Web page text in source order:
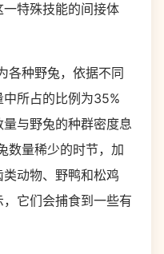
特殊技能的间接体
种野兔，依据不同
所占的比例为35%
与野兔的种群密度息
数量稀少的时节，加
动物、野鸭和松鸡
它们会捕食到一些有